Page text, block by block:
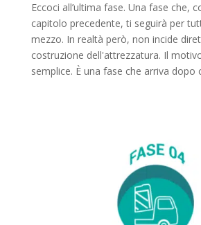
Eccoci all’ultima fase. Una fase che,
capitolo precedente, ti seguirà per
mezzo. In realtà però, non incide
costruzione dell'attrezzatura. Il
semplice. È una fase che arriva dopo